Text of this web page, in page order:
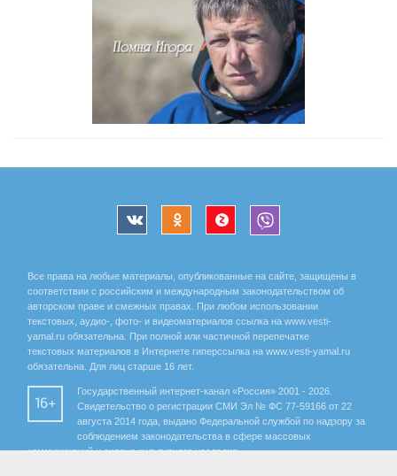
Все права на любые материалы, опубликованные на сайте, защищены в
соответствии с российским и международным законодательством об
авторском праве и смежных правах. При любом использовании
текстовых, аудио-, фото- и видеоматериалов ссылка на www.vesti-
yamal.ru обязательна. При полной или частичной перепечатке
текстовых материалов в Интернете гиперссылка на www.vesti-yamal.ru
обязательна. Для лиц старше 16 лет.
16+
Государственный интернет-канал «Россия» 2001 - 2026.
Свидетельство о регистрации СМИ Эл № ФС 77-59166 от 22
августа 2014 года, выдано Федеральной службой по надзору за
соблюдением законодательства в сфере массовых
коммуникаций и охране культурного наследия.